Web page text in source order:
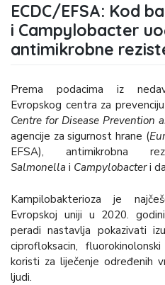
ECDC/EFSA: Kod
i Campylobacter
antimikrobne
Prema podacima iz
Evropskog centra za
Centre for Disease Prevention
agencije za sigurnost hrane (
EFSA), antimikrobna
Salmonella i Campylobacteri
Kampilobakterioza je
Evropskoj uniji u 2020.
peradi nastavlja pokazivati
ciprofloksacin,
koristi za liječenje određenih
ljudi.